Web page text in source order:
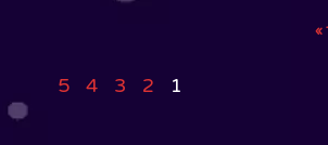
»
1
2
3
4
5